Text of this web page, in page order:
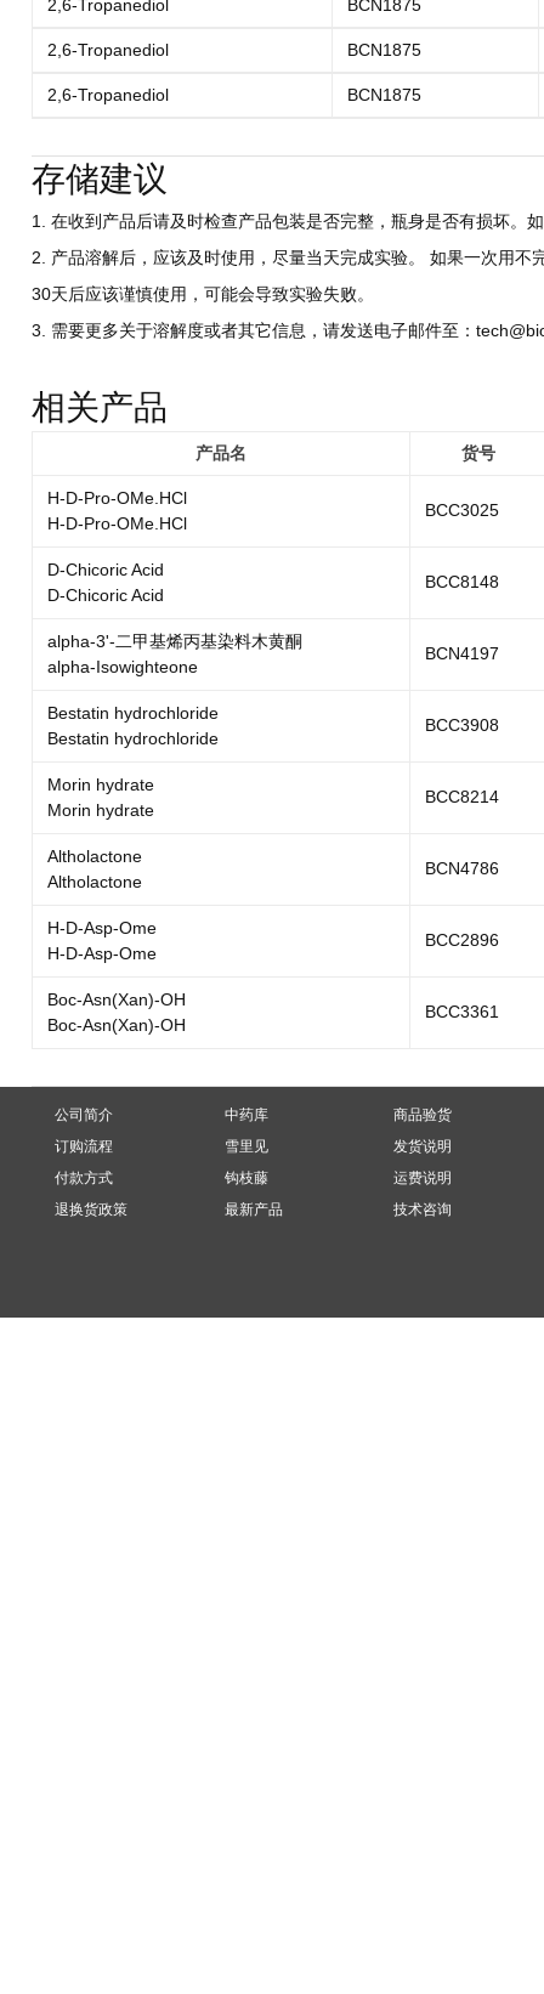
2,6-Tropanediol BCN1875
2,6-Tropanediol BCN1875
2,6-Tropanediol BCN1875
存储建议
1. 在收到产品后请及时检查产品包装是否完整，瓶身是否有损坏。
2. 产品溶解后，应该及时使用，尽量当天完成实验。 如果一次用
30天后应该谨慎使用，可能会导致实验失败。
3. 需要更多关于溶解度或者其它信息，请发送电子邮件至：
相关产品
产品名 货号
H-D-Pro-OMe.HCl
H-D-Pro-OMe.HCl
BCC3025
D-Chicoric Acid
D-Chicoric Acid
BCC8148
alpha-3'-二甲基烯丙基染料木黄酮
alpha-Isowighteone
BCN4197
Bestatin hydrochloride
Bestatin hydrochloride
BCC3908
Morin hydrate
Morin hydrate
BCC8214
Altholactone
Altholactone
BCN4786
H-D-Asp-Ome
H-D-Asp-Ome
BCC2896
Boc-Asn(Xan)-OH
Boc-Asn(Xan)-OH
BCC3361
公司简介
订购流程
付款方式
退换货政策
中药库
雪里见
钩枝藤
最新产品
商品验货
发货说明
运费说明
技术咨询